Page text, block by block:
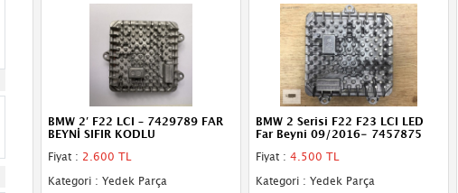
BMW 2′ F22 LCI – 7429789 FAR
BEYNİ SIFIR KODLU
Fiyat : 2.600 TL
Kategori : Yedek Parça
BMW 2 Serisi F22 F23 LCI LED
Far Beyni 09/2016- 7457875
Fiyat : 4.500 TL
Kategori : Yedek Parça